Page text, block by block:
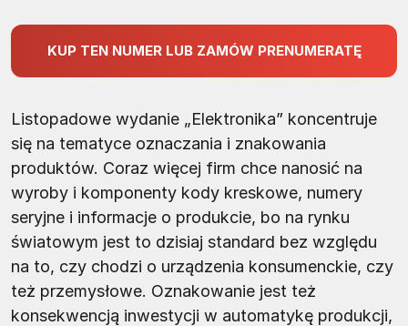
KUP TEN NUMER LUB ZAMÓW PRENUMERATĘ
Listopadowe wydanie „Elektronika” koncentruje
się na tematyce oznaczania i znakowania
produktów. Coraz więcej firm chce nanosić na
wyroby i komponenty kody kreskowe, numery
seryjne i informacje o produkcie, bo na rynku
światowym jest to dzisiaj standard bez względu
na to, czy chodzi o urządzenia konsumenckie, czy
też przemysłowe. Oznakowanie jest też
konsekwencją inwestycji w automatykę produkcji,